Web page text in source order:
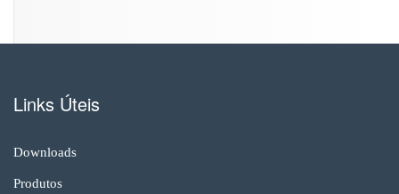
Links Úteis
Downloads
Produtos